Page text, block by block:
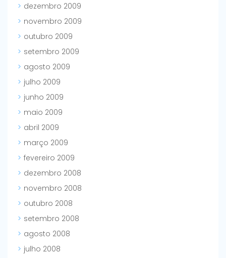
dezembro 2009
novembro 2009
outubro 2009
setembro 2009
agosto 2009
julho 2009
junho 2009
maio 2009
abril 2009
março 2009
fevereiro 2009
dezembro 2008
novembro 2008
outubro 2008
setembro 2008
agosto 2008
julho 2008